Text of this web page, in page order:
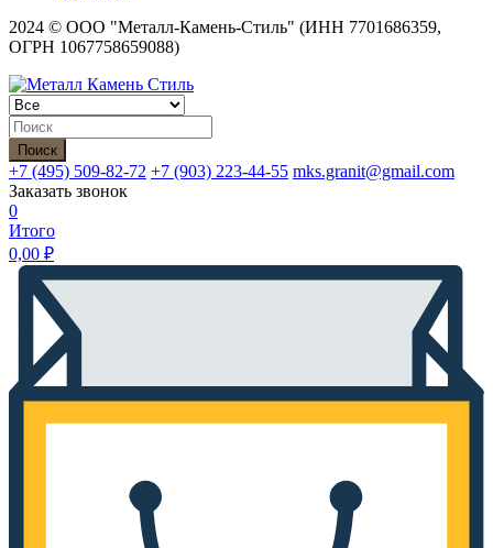
2024 © ООО "Металл-Камень-Стиль" (ИНН 7701686359,
ОГРН 1067758659088)
Поиск
+7 (495) 509-82-72 +7 (903) 223-44-55 mks.granit@gmail.com
Заказать звонок
0
Итого
0,00 ₽